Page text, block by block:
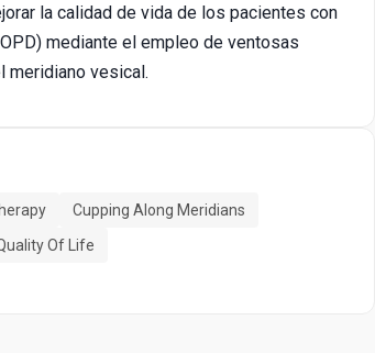
la calidad de vida de los pacientes con
mediante el empleo de ventosas
meridiano vesical.
Cupping Along Meridians
Of Life